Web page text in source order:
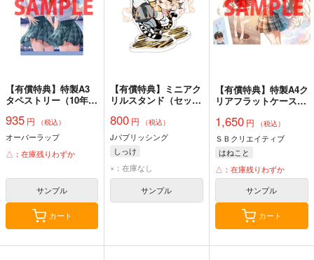
【有償特典】特製A3
タペストリー（10年ぶ
は清純美少女JKに成
長していた 2）
935 円 （税込）
オーバーラップ
△：在庫残りわずか
サンプル
カート
【有償特典】ミニアク
リルスタンド（セック
800 円 （税込）
Jパブリッシング
しっけ
×：在庫なし
サンプル
【有償特典】特製A4ク
リアフラットケース
の間にか駄目人間にさ
れていた件 8）
1,650円 （税込）
ＳＢクリエイティブ
はねこと
△：在庫残りわずか
サンプル
カート